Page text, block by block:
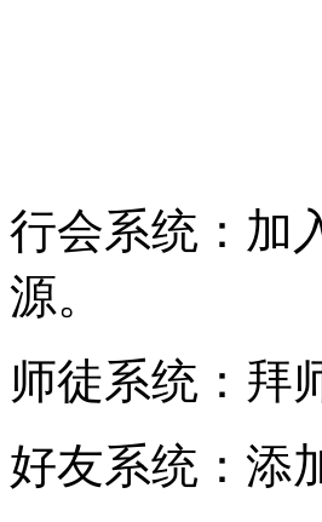
行会系统：加
源。
师徒系统：拜
好友系统：添